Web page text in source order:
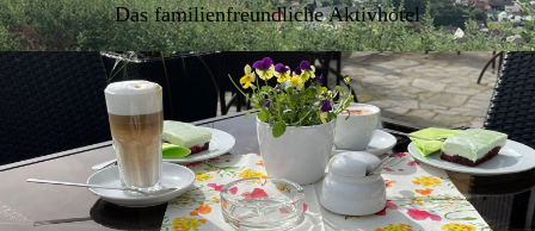
Das familienfreundliche Aktivhotel